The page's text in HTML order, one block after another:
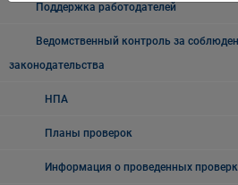
Поддержка работодателей
Ведомственный контроль за
законодательства
НПА
Планы проверок
Информация о проведенных